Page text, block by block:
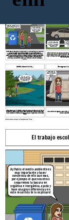
Créez votre propre à Storyboard That
Anitta observa el rio... De regreso a
Anitta esta apunto de salir con su familia a un recorrido para una tarea,
la cual le explica a su hermano menor ya que no comprende la
importancia de esta, Anitta va en primero de bachiller y como trabajo
escolar para su evaluación en la materia de ética le dejaron como tarea
recorrer un paisaje y realizar un ensayo sobre la contaminación
ambiental y que acciones hacer para favorecer al medio ambiente y
aportarle...
Anitta junto con Pablo y sus papas están
cual se apoyara para realizar su tarea,
importante que bes medio ambiente y las
hacer para
Anitta observa el rio, empieza a tomar fotos para publicarlas y así hacer
consciencia sobre el cuidado del medio ambiente y la perdida que puede
haber de estos hermosos paisajes por culpa de la ignorancia hacia estos
temas.
En el camino de regreso a casa Anitta y
sobre lo
Anitta no comprendo,
por que te dejaron ese
proyecto como tarea,
que tan importante
puede ser?!
orgánica e inorgánica, ayuda y
hace una gran diferencia y en
Si mama ya la guarde!
Entonces Pablo si estas
entiendo lo importante
que puede ser hacer
estas acciones?
Si,
mas,
cuando
la llave
Que bonito lugar, que
bonitas fotos se pueden
sacar, es triste pensar
que estos paisajes se
pueden perder.
Verdad que si, es
increíble si tan solo
todas las personas lo
hicieran!
El trabajo
Ay Pablo el medio ambiente es
muy importante y hacer
conciencia de ello aun mas,
por ejemplo el que nosotros
separemos la basura en
orgánica e inorgánica, ayuda y
hace una gran diferencia y en
este recorrido te lo explicare!